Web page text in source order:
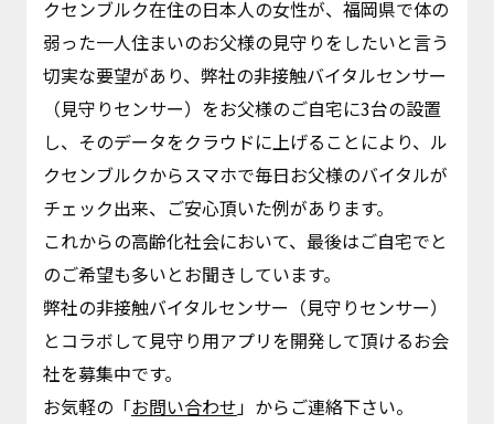
クセンブルク在住の日本人の女性が、福岡県で体の
弱った一人住まいのお父様の見守りをしたいと言う
切実な要望があり、弊社の非接触バイタルセンサー
（見守りセンサー）をお父様のご自宅に3台の設置
し、そのデータをクラウドに上げることにより、ル
クセンブルクからスマホで毎日お父様のバイタルが
チェック出来、ご安心頂いた例があります。
これからの高齢化社会において、最後はご自宅でと
のご希望も多いとお聞きしています。
弊社の非接触バイタルセンサー（見守りセンサー）
とコラボして見守り用アプリを開発して頂けるお会
社を募集中です。
お気軽の「お問い合わせ」からご連絡下さい。